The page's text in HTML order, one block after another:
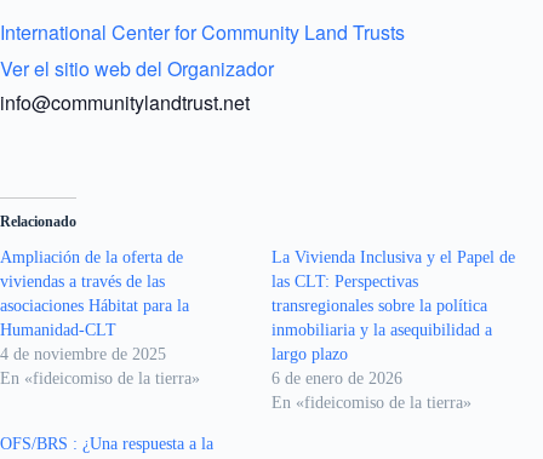
International Center for Community Land Trusts
Ver el sitio web del Organizador
info@communitylandtrust.net
Relacionado
Ampliación de la oferta de
viviendas a través de las
asociaciones Hábitat para la
Humanidad-CLT
4 de noviembre de 2025
En «fideicomiso de la tierra»
La Vivienda Inclusiva y el Papel de
las CLT: Perspectivas
transregionales sobre la política
inmobiliaria y la asequibilidad a
largo plazo
6 de enero de 2026
En «fideicomiso de la tierra»
OFS/BRS : ¿Una respuesta a la